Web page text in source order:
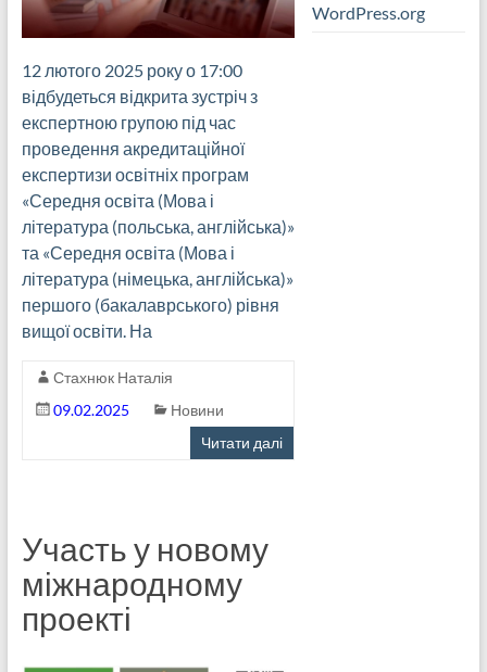
12 лютого 2025 року о 17:00
відбудеться відкрита зустріч з
експертною групою під час
проведення акредитаційної
експертизи освітніх програм
«Середня освіта (Мова і
література (польська, англійська)»
та «Середня освіта (Мова і
література (німецька, англійська)»
першого (бакалаврського) рівня
вищої освіти. На
Стахнюк Наталія
09.02.2025
Новини
Читати далі
Участь у новому
міжнародному
проекті
WordPress.org